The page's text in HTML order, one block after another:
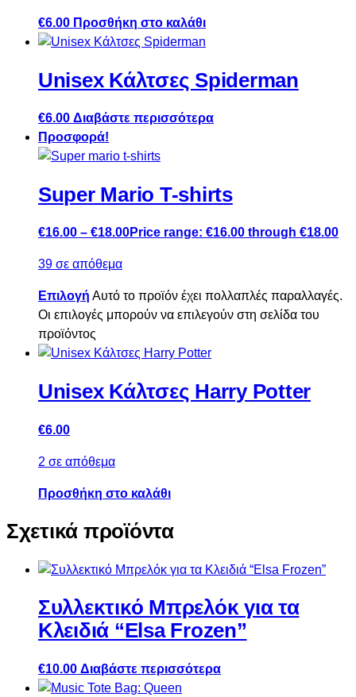
€6.00 Προσθήκη στο καλάθι
Unisex Κάλτσες Spiderman
€6.00 Διαβάστε περισσότερα
Προσφορά!
Super Mario T-shirts
€16.00 – €18.00Price range: €16.00 through €18.00
39 σε απόθεμα
Επιλογή Αυτό το προϊόν έχει πολλαπλές παραλλαγές.
Οι επιλογές μπορούν να επιλεγούν στη σελίδα του
προϊόντος
Unisex Κάλτσες Harry Potter
€6.00
2 σε απόθεμα
Προσθήκη στο καλάθι
Σχετικά προϊόντα
Συλλεκτικό Μπρελόκ για τα
Κλειδιά “Elsa Frozen”
€10.00 Διαβάστε περισσότερα